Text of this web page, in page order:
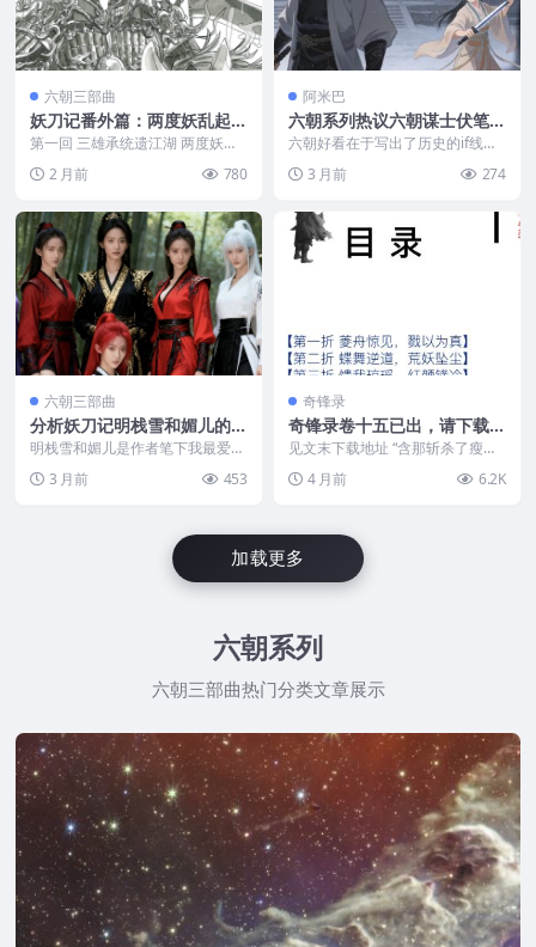
六朝三部曲
妖刀记番外篇：两度妖乱起沧
溟拾遗章回全传
第一回 三雄承统遗江湖 两度妖乱
古藏龙隐诡。自龙皇...
2 月前 780
阿米巴
六朝系列热议六朝谋士伏笔与
后宫权谋解析
六朝好看在于写出了历史的if线，
史人物的本来看法。...
3 月前 274
六朝三部曲
分析妖刀记明栈雪和媚儿的两
个女主角
明栈雪和媚儿是作者笔下我最爱的
滞于物；一个极感性，...
3 月前 453
奇锋录
奇锋录卷十五已出，请下载e
pub或txt
见文末下载地址 “含那斩杀了瘦头
团伙共计八人，个个...
4 月前 6.2K
加载更多
六朝系列
六朝三部曲热门分类文章展示